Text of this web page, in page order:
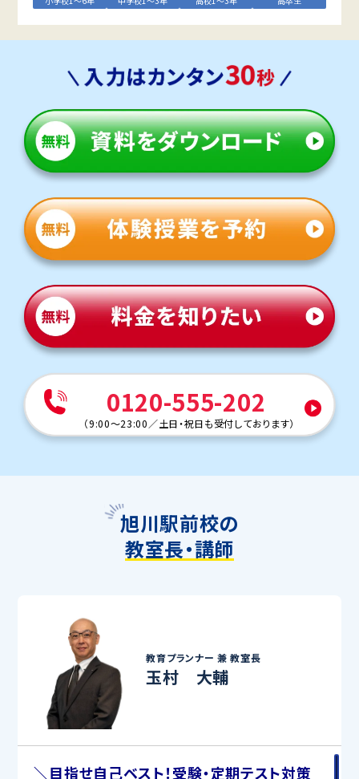
0120-555-202
（9:00～23:00／土日・祝日も受付しております）
旭川駅前校の
教室長・講師
教育プランナー 兼教室長
玉村 大輔
＼目指せ自己ベスト！受験・定期テスト対策